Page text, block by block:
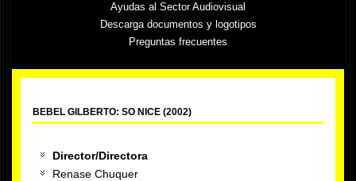
Ayudas al Sector Audiovisual
Descarga documentos y logotipos
Preguntas frecuentes
BEBEL GILBERTO: SO NICE (2002)
Director/Directora
Renase Chuquer